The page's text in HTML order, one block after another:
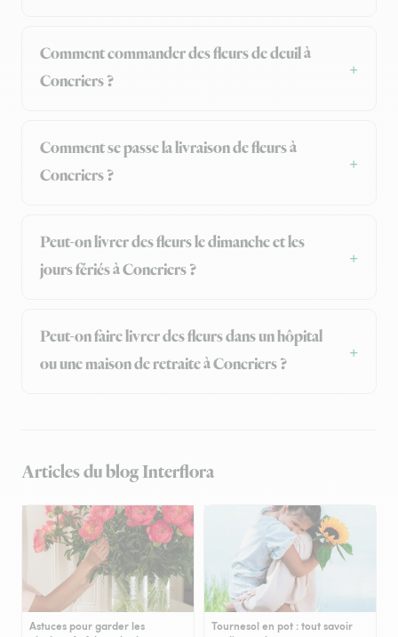
Comment commander des fleurs de deuil à
Concriers ?
Comment se passe la livraison de fleurs à
Concriers ?
Peut-on livrer des fleurs le dimanche et les
jours fériés à Concriers ?
Peut-on faire livrer des fleurs dans un hôpital
ou une maison de retraite à Concriers ?
Articles du blog Interflora
Astuces pour garder les
Tournesol en pot : tout savoir